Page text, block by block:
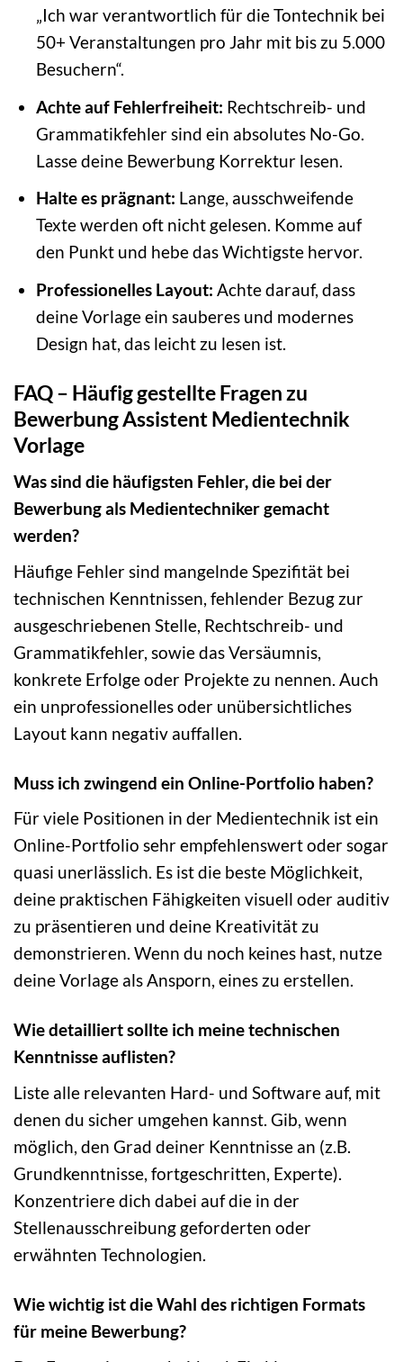
„Ich war verantwortlich für die Tontechnik bei
50+ Veranstaltungen pro Jahr mit bis zu 5.000
Besuchern“.
Achte auf Fehlerfreiheit: Rechtschreib- und
Grammatikfehler sind ein absolutes No-Go.
Lasse deine Bewerbung Korrektur lesen.
Halte es prägnant: Lange, ausschweifende
Texte werden oft nicht gelesen. Komme auf
den Punkt und hebe das Wichtigste hervor.
Professionelles Layout: Achte darauf, dass
deine Vorlage ein sauberes und modernes
Design hat, das leicht zu lesen ist.
FAQ – Häufig gestellte Fragen zu
Bewerbung Assistent Medientechnik
Vorlage
Was sind die häufigsten Fehler, die bei der
Bewerbung als Medientechniker gemacht
werden?
Häufige Fehler sind mangelnde Spezifität bei
technischen Kenntnissen, fehlender Bezug zur
ausgeschriebenen Stelle, Rechtschreib- und
Grammatikfehler, sowie das Versäumnis,
konkrete Erfolge oder Projekte zu nennen. Auch
ein unprofessionelles oder unübersichtliches
Layout kann negativ auffallen.
Muss ich zwingend ein Online-Portfolio haben?
Für viele Positionen in der Medientechnik ist ein
Online-Portfolio sehr empfehlenswert oder sogar
quasi unerlässlich. Es ist die beste Möglichkeit,
deine praktischen Fähigkeiten visuell oder auditiv
zu präsentieren und deine Kreativität zu
demonstrieren. Wenn du noch keines hast, nutze
deine Vorlage als Ansporn, eines zu erstellen.
Wie detailliert sollte ich meine technischen
Kenntnisse auflisten?
Liste alle relevanten Hard- und Software auf, mit
denen du sicher umgehen kannst. Gib, wenn
möglich, den Grad deiner Kenntnisse an (z.B.
Grundkenntnisse, fortgeschritten, Experte).
Konzentriere dich dabei auf die in der
Stellenausschreibung geforderten oder
erwähnten Technologien.
Wie wichtig ist die Wahl des richtigen Formats
für meine Bewerbung?